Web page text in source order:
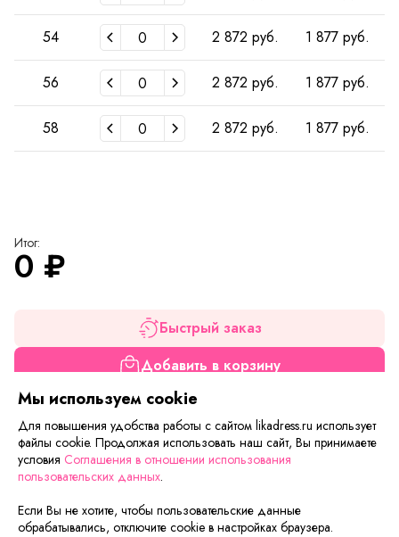
54 2 872 руб. 1 877 руб.
56 2 872 руб. 1 877 руб.
58 2 872 руб. 1 877 руб.
Итог:
0 ₽
Быстрый заказ
Добавить в корзину
Если вам нужна только эта модель, можете
воспользоваться функцией «Быстрый заказ».
Заполните форму, и через короткое время вам
перезвонит менеджер. Он уточнит все условия заказа,
ответит на вопросы, а также подскажет о вариантах
оплаты и доставки.
Мы используем cookie
Для повышения удобства работы с сайтом likadress.ru использует
файлы cookie. Продолжая использовать наш сайт, Вы принимаете
условия Соглашения в отношении использования
пользовательских данных.
Если Вы не хотите, чтобы пользовательские данные
обрабатывались, отключите cookie в настройках браузера.